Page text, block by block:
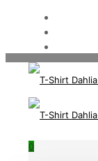
0